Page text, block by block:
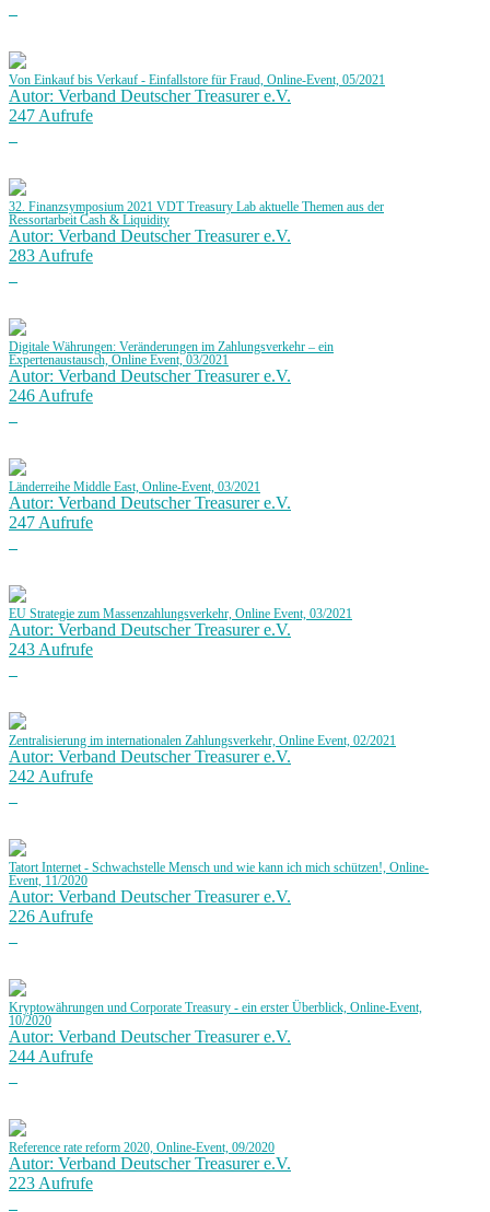
Von Einkauf bis Verkauf - Einfallstore für Fraud, Online-Event, 05/2021
Autor: Verband Deutscher Treasurer e.V.
247 Aufrufe
32. Finanzsymposium 2021 VDT Treasury Lab aktuelle Themen aus der
Ressortarbeit Cash & Liquidity
Autor: Verband Deutscher Treasurer e.V.
283 Aufrufe
Digitale Währungen: Veränderungen im Zahlungsverkehr – ein
Expertenaustausch, Online Event, 03/2021
Autor: Verband Deutscher Treasurer e.V.
246 Aufrufe
Länderreihe Middle East, Online-Event, 03/2021
Autor: Verband Deutscher Treasurer e.V.
247 Aufrufe
EU Strategie zum Massenzahlungsverkehr, Online Event, 03/2021
Autor: Verband Deutscher Treasurer e.V.
243 Aufrufe
Zentralisierung im internationalen Zahlungsverkehr, Online Event, 02/2021
Autor: Verband Deutscher Treasurer e.V.
242 Aufrufe
Tatort Internet - Schwachstelle Mensch und wie kann ich mich schützen!, Online-
Event, 11/2020
Autor: Verband Deutscher Treasurer e.V.
226 Aufrufe
Kryptowährungen und Corporate Treasury - ein erster Überblick, Online-Event,
10/2020
Autor: Verband Deutscher Treasurer e.V.
244 Aufrufe
Reference rate reform 2020, Online-Event, 09/2020
Autor: Verband Deutscher Treasurer e.V.
223 Aufrufe